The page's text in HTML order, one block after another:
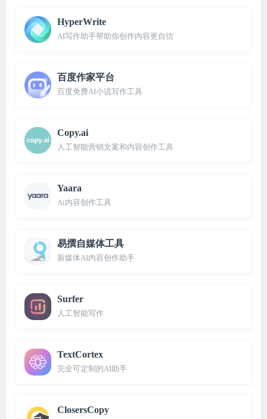
HyperWrite
AI写作助手帮助你创作内容更自信
百度作家平台
百度免费AI小说写作工具
Copy.ai
人工智能营销文案和内容创作工具
Yaara
Ai内容创作工具
易撰自媒体工具
新媒体AI内容创作助手
Surfer
人工智能写作
TextCortex
完全可定制的AI助手
ClosersCopy